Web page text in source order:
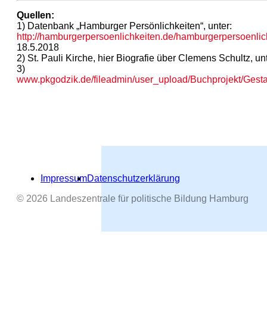
Quellen:
1) Datenbank „Hamburger Persönlichkeiten“, unter:
http://hamburgerpersoenlichkeiten.de/
18.5.2018
2) St. Pauli Kirche, hier Biografie über Clemens Schultz,
3)
www.pkgodzik.de/fileadmin/user_upload/Buchprojekt/
ImpressumDatenschutzerklärung
© 2026 Landeszentrale für politische Bildung Hamburg